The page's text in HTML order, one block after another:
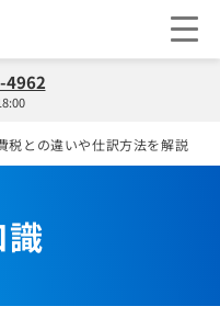
4962
税との違いや仕訳方法を解説